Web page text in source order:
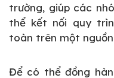
trường, giúp các
thể kết nối quy
toàn trên một
Để có thể đồng